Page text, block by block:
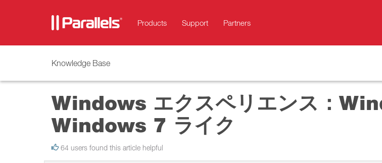
Products Support Partners
Knowledge Base
Windows エクスペリエンス：
Windows 7 ライク
64 users found this article helpful